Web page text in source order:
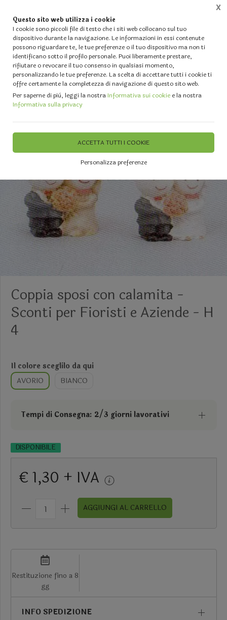
Questo sito web utilizza i cookie
I cookie sono piccoli file di testo che i siti web collocano sul tuo
dispositivo durante la navigazione. Le informazioni in essi contenute
possono riguardare te, le tue preferenze o il tuo dispositivo ma non ti
identificano sotto il profilo personale. Puoi liberamente prestare,
rifiutare o revocare il tuo consenso in qualsiasi momento,
personalizzando le tue preferenze. La scelta di accettare tutti i cookie ti
offre certamente la completezza di navigazione di questo sito web.
Per saperne di più, leggi la nostraInformativa sui cookie e la nostra
Informativa sulla privacy
ACCETTA TUTTI I COOKIE
Personalizza preferenze
X
Home Vetrina IL TUO MATRIMONIO - Forniture per Fioristi ed Events Planners
Coppia sposi con calamita -
Sconti per Fioristi e Aziende - H
4
Il colore sceglilo da qui
AVORIO
BIANCO
Tempi di Consegna: 2/3 giorni lavorativi
DISPONIBILE
€ 1,30 + IVA
AGGIUNGI AL CARRELLO
Restituzione fino a 8
gg
INFO SPEDIZIONE